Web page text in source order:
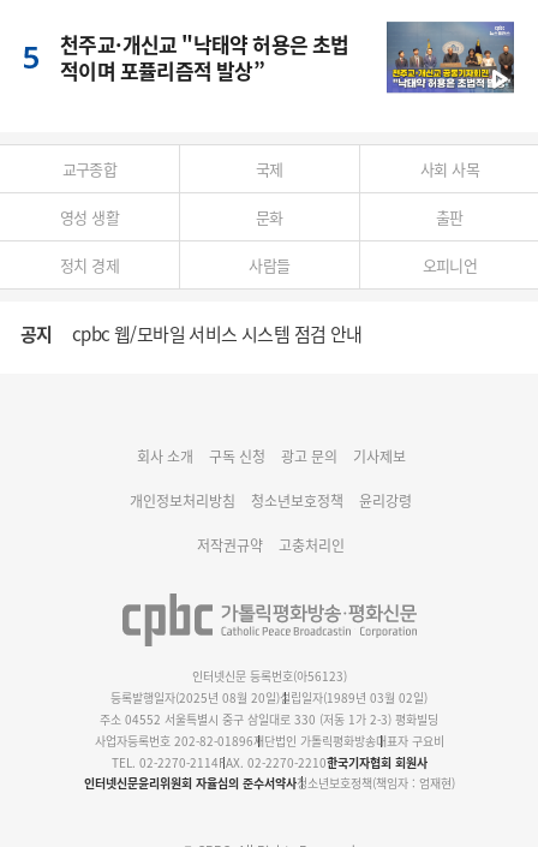
천주교·개신교 "낙태약 허용은 초법
적이며 포퓰리즘적 발상”
교구종합 국제 사회 사목
영성 생활 문화 출판
정치 경제 사람들 오피니언
공지 cpbc 웹/모바일 서비스 시스템 점검 안내
명동 미디어큐브 & 1898 미디어월 공모전 수상작 발표
회사 소개 구독 신청 광고 문의 기사제보
개인정보처리방침 청소년보호정책 윤리강령
저작권규약 고충처리인
인터넷신문 등록번호(아56123)
등록발행일자(2025년 08월 20일)설립일자(1989년 03월 02일)
주소 04552 서울특별시 중구 삼일대로 330 (저동 1가 2-3) 평화빌딩
사업자등록번호 202-82-01896재단법인 가톨릭평화방송대표자 구요비
TEL. 02-2270-2114FAX. 02-2270-2210한국기자협회 회원사
인터넷신문윤리위원회 자율심의 준수서약사청소년보호정책(책임자 : 엄재현)